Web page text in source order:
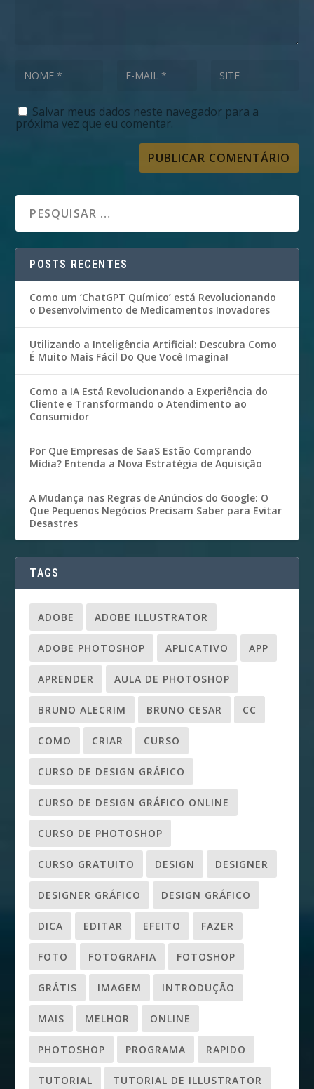
Salvar meus dados neste navegador para a
próxima vez que eu comentar.
POSTS RECENTES
Como um ‘ChatGPT Químico’ está Revolucionando
o Desenvolvimento de Medicamentos Inovadores
Utilizando a Inteligência Artificial: Descubra Como
É Muito Mais Fácil Do Que Você Imagina!
Como a IA Está Revolucionando a Experiência do
Cliente e Transformando o Atendimento ao
Consumidor
Por Que Empresas de SaaS Estão Comprando
Mídia? Entenda a Nova Estratégia de Aquisição
A Mudança nas Regras de Anúncios do Google: O
Que Pequenos Negócios Precisam Saber para Evitar
Desastres
TAGS
ADOBE ADOBE ILLUSTRATOR
ADOBE PHOTOSHOP APLICATIVO APP
APRENDER AULA DE PHOTOSHOP
BRUNO ALECRIM BRUNO CESAR CC
COMO CRIAR CURSO
CURSO DE DESIGN GRÁFICO
CURSO DE DESIGN GRÁFICO ONLINE
CURSO DE PHOTOSHOP
CURSO GRATUITO DESIGN DESIGNER
DESIGNER GRÁFICO DESIGN GRÁFICO
DICA EDITAR EFEITO FAZER
FOTO FOTOGRAFIA FOTOSHOP
GRÁTIS IMAGEM INTRODUÇÃO
MAIS MELHOR ONLINE
PHOTOSHOP PROGRAMA RAPIDO
TUTORIAL TUTORIAL DE ILLUSTRATOR